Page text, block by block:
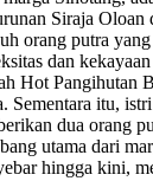
Siraja Oloan
orang putra
dan
Hot Pangihutan
Sementara itu,
dua orang
utama dari
hingga kini,